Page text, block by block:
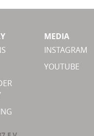
MEDIA
INSTAGRAM
YOUTUBE